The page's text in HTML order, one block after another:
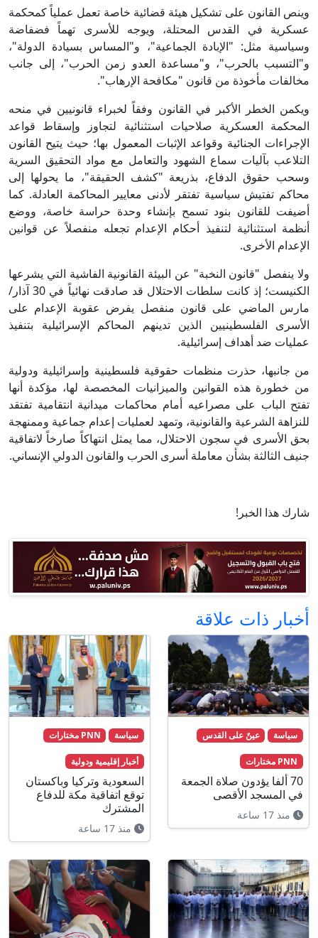
وينص القانون على تشكيل هيئة قضائية خاصة تعمل عملياً كمحكمة
عسكرية في القدس المحتلة، ويوجه للأسرى تهماً فضفاضة
وسياسية مثل: "الإبادة الجماعية"، و"المساس بسيادة الدولة"،
و"التسبب بالحرب"، و"مساعدة العدو زمن الحرب"، إلى جانب
مخالفات مأخوذة من قانون "مكافحة الإرهاب".
ويكمن الخطر الأكبر في القانون وفقاً لخبراء قانونيين في منحه
المحكمة العسكرية صلاحيات استثنائية لتجاوز وإسقاط قواعد
الإجراءات الجنائية وقواعد الإثبات المعمول بها؛ حيث يتيح القانون
التلاعب بآليات سماع الشهود والتعامل مع مواد التحقيق السرية
وسحب حقوق الدفاع، بذريعة "كشف الحقيقة"، ما يحولها إلى
محاكم تفتيش سياسية تفتقر لأدنى معايير المحاكمة العادلة. كما
أضيفت للقانون بنود تسمح بإنشاء وحدة حراسة خاصة، ووضع
أنظمة استثنائية لتنفيذ أحكام الإعدام تجعله منفصلاً عن قوانين
الإعدام الأخرى.
ولا ينفصل "قانون النخبة" عن البيئة القانونية الفاشية التي يشرعها
الكنيست؛ إذ كانت سلطات الاحتلال قد صادقت نهائياً في 30 آذار/
مارس الماضي على قانون منفصل يفرض عقوبة الإعدام على
الأسرى الفلسطينيين الذين تدينهم المحاكم الإسرائيلية بتنفيذ
عمليات ضد أهداف إسرائيلية.
من جانبها، حذرت منظمات حقوقية فلسطينية وإسرائيلية ودولية
من خطورة هذه القوانين والميزانيات المخصصة لها، مؤكدة أنها
تفتح الباب على مصراعيه أمام محاكمات ميدانية انتقامية تفتقد
للنزاهة الشرعية والقانونية، وتمهد لعمليات إعدام جماعية وممنهجة
بحق الأسرى في سجون الاحتلال، مما يمثل انتهاكاً صارخاً لاتفاقية
جنيف الثالثة بشأن معاملة أسرى الحرب والقانون الدولي الإنساني.
شارك هذا الخبر!
أخبار ذات علاقة
سياسة عينٌ على القدس
PNN مختارات
70 ألفا يؤدون صلاة الجمعة
في المسجد الأقصى
منذ 17 ساعة
سياسة PNN مختارات
أخبار إقليمية ودولية
السعودية وتركيا وباكستان
توقع اتفاقية مكة للدفاع
المشترك
منذ 17 ساعة